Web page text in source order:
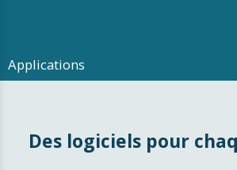
Applications
Gestion et ERP
Des logiciels pour